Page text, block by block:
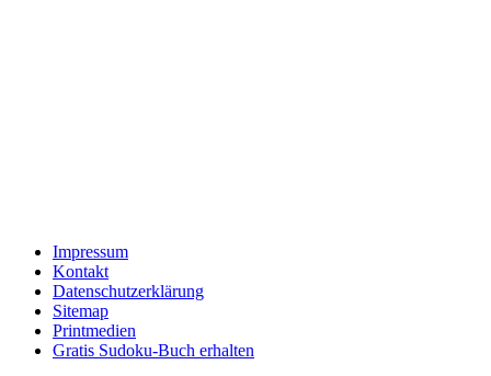
Impressum
Kontakt
Datenschutzerklärung
Sitemap
Printmedien
Gratis Sudoku-Buch erhalten